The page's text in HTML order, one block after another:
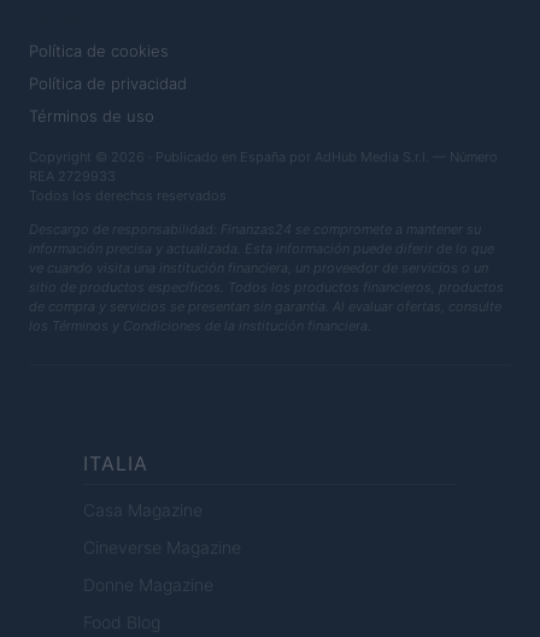
Política de cookies
Política de privacidad
Términos de uso
Copyright © 2026 · Publicado en España por AdHub Media S.r.l. — Número
REA 2729933
Todos los derechos reservados
Descargo de responsabilidad: Finanzas24 se compromete a mantener su
información precisa y actualizada. Esta información puede diferir de lo que
ve cuando visita una institución financiera, un proveedor de servicios o un
sitio de productos específicos. Todos los productos financieros, productos
de compra y servicios se presentan sin garantía. Al evaluar ofertas, consulte
los Términos y Condiciones de la institución financiera.
ITALIA
Casa Magazine
Cineverse Magazine
Donne Magazine
Food Blog